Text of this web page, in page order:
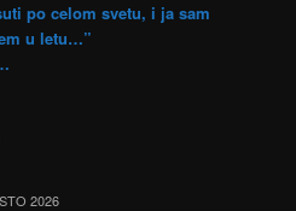
po celom svetu, i ja sam
u letu…”
2026